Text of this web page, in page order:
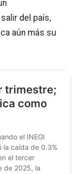
del país,
aún más su